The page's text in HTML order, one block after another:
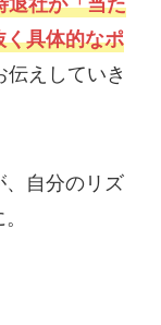
く具体的なポ
えしていき
、自分のリズ